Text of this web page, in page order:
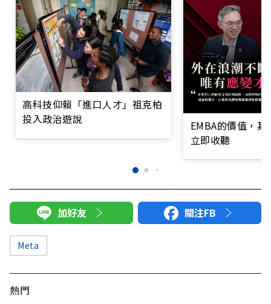
高科技仰賴「進口人才」祖克柏
投入政治遊說
EMBA的價值，
立即收聽
加好友 關注FB
Meta
熱門